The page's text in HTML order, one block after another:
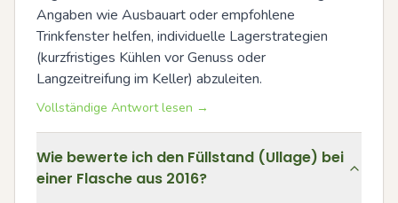
Angaben wie Ausbauart oder empfohlene
Trinkfenster helfen, individuelle Lagerstrategien
(kurzfristiges Kühlen vor Genuss oder
Langzeitreifung im Keller) abzuleiten.
Vollständige Antwort lesen →
Wie bewerte ich den Füllstand (Ullage) bei
einer Flasche aus 2016?